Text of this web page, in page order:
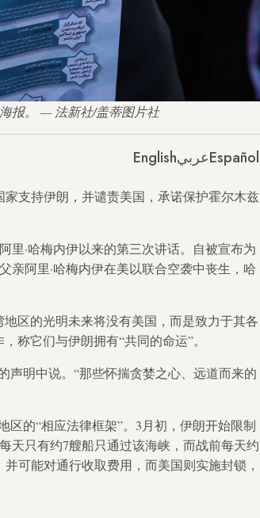
报。 — 法新社/盖蒂图片社
EnglishعربيEspañol
支持伊朗，并谴责美国，承诺保护霍尔木兹
里·哈梅内伊以来的第三次讲话。自被宣布为
亲阿里·哈梅内伊在美以联合空袭中丧生，哈
区的光明未来将没有美国，而是致力于其各
称它们与伊朗拥有“共同的命运”。
声明中说。“那些怀揣贪婪之心、远道而来的
区的“相应法律框架”。3月初，伊朗开始限制
天只有约7艘船只通过该海峡，而战前每天约
可能对通行收取费用，而美国则实施封锁，